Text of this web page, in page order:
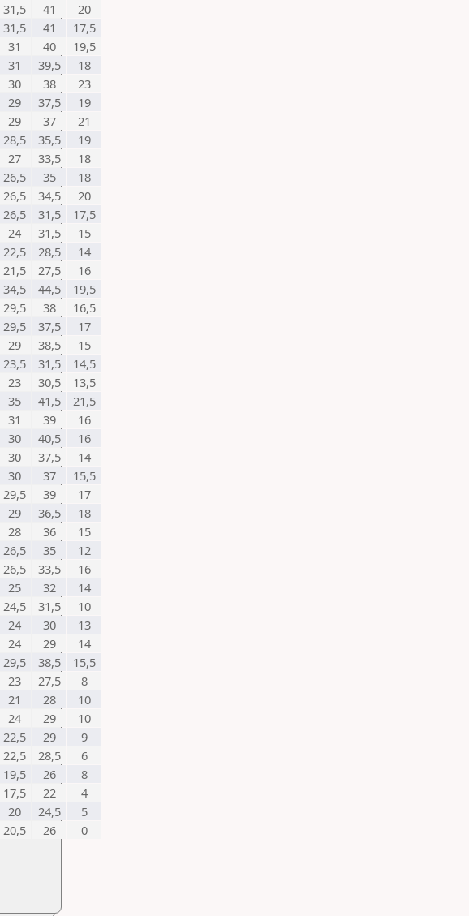
31,5 41
20
31,5 41
17,5
31 40
19,5
31 39,5
18
30 38
23
29 37,5
19
29 37
21
28,5 35,5
19
27 33,5
18
26,5 35
18
26,5 34,5
20
26,5 31,5
17,5
24 31,5
15
22,5 28,5
14
21,5 27,5
16
34,5 44,5
19,5
29,5 38
16,5
29,5 37,5
17
29 38,5
15
23,5 31,5
14,5
23 30,5
13,5
35 41,5
21,5
31 39
16
30 40,5
16
30 37,5
14
30 37
15,5
29,5 39
17
29 36,5
18
28 36
15
26,5 35
12
26,5 33,5
16
25 32
14
24,5 31,5
10
24 30
13
24 29
14
29,5 38,5
15,5
23 27,5
8
21 28
10
24 29
10
22,5 29
9
22,5 28,5
6
19,5 26
8
17,5 22
4
20 24,5
5
20,5 26
0